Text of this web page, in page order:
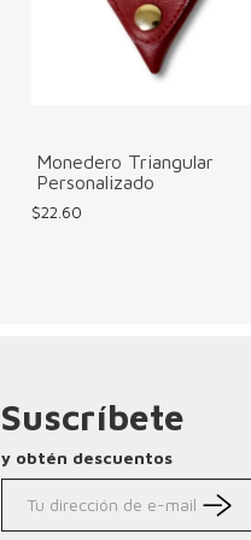
Monedero Triangular
Personalizado
$22.60
Suscríbete
y obtén descuentos